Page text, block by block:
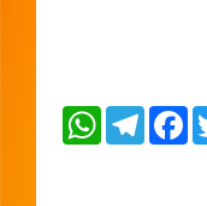
W
T
e
F
a